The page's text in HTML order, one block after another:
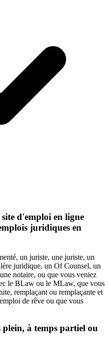
d'emploi en ligne
juridiques en
un juriste, une juriste, un
juridique, un Of Counsel, un
notaire, ou que vous veniez
le BLaw ou le MLaw, que vous
remplaçant ou remplaçante et
de rêve ou que vous
à temps partiel ou